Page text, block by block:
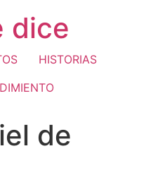
dice
HISTORIAS
de